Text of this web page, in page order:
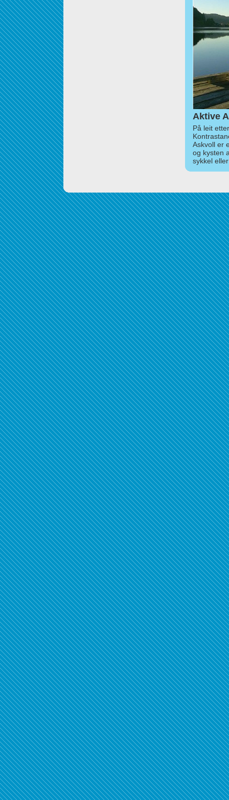
Aktive
På leit
Askvoll er
og kysten
sykkel